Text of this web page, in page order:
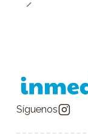
Síguenos